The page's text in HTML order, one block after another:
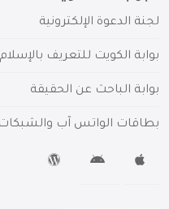
لجنة الدعوة الإلكترونية
بوابة الكويت للتعريف بالإسلام
بوابة الباحث عن الحقيقة
بطاقات الواتس آب والشبكات